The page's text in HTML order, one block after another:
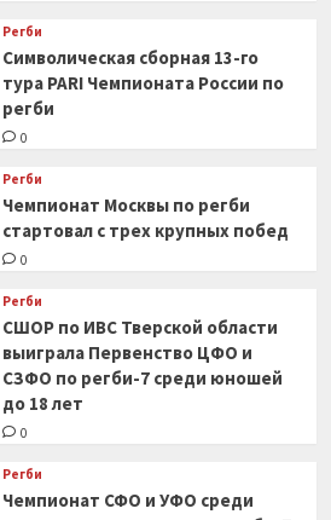
Регби
Символическая сборная 13-го
тура PARI Чемпионата России по
регби
0
Регби
Чемпионат Москвы по регби
стартовал с трех крупных побед
0
Регби
СШОР по ИВС Тверской области
выиграла Первенство ЦФО и
СЗФО по регби-7 среди юношей
до 18 лет
0
Регби
Чемпионат СФО и УФО среди